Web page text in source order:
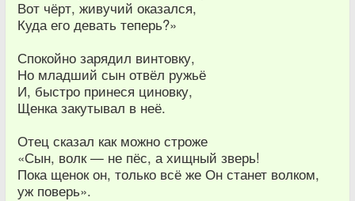
Вот чёрт, живучий оказался,
Куда его девать теперь?»
Спокойно зарядил винтовку,
Но младший сын отвёл ружьё
И, быстро принеся циновку,
Щенка закутывал в неё.
Отец сказал как можно строже
«Сын, волк — не пёс, а хищный зверь!
Пока щенок он, только всё же Он станет волком,
уж поверь».